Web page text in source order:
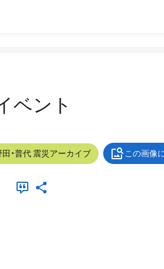
ベント
田・普代 震災アーカイブ この画像